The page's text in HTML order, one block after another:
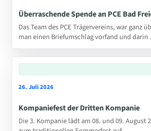
Überraschende Spende an PCE Bad
Das Team des PCE Trägervereins, war ganz
man einen Briefumschlag vorfand und
26. Juli 2026
Kompaniefest der Dritten Kompanie
Die 3. Kompanie lädt am 08. und 09. August